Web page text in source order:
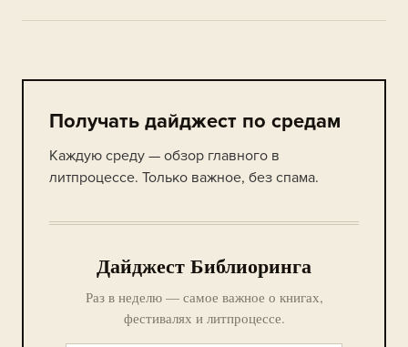
Получать дайджест по средам
Каждую среду — обзор главного в
литпроцессе. Только важное, без спама.
Дайджест Библиоринга
Раз в неделю — самое важное о книгах,
фестивалях и литпроцессе.